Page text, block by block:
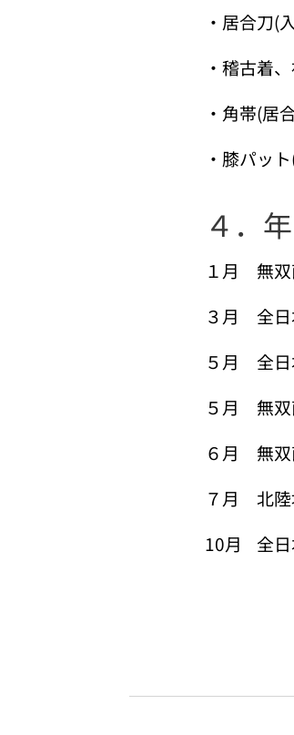
・居合刀(
・稽古着
・角帯(居
・膝パッ
４．
１月 無双
３月 全日
５月 全日
５月 無双
６月 無双
７月 北陸
10月 全日